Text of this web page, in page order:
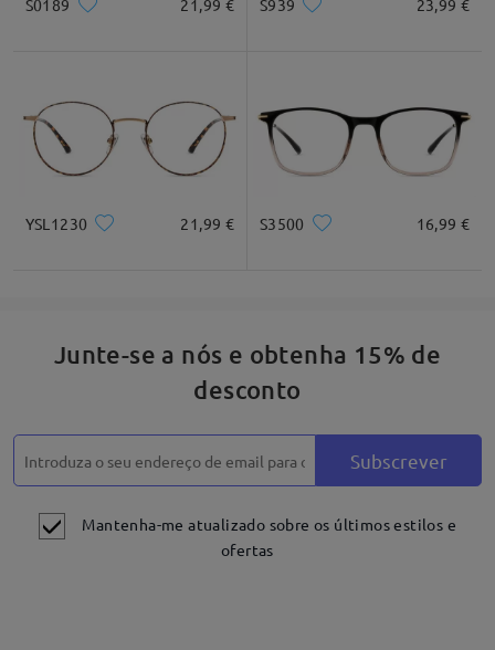
S0189 21,99 € S939 23,99 €
YSL1230 21,99 € S3500 16,99 €
Junte-se a nós e obtenha 15% de
desconto
Subscrever
Mantenha-me atualizado sobre os últimos estilos e
ofertas